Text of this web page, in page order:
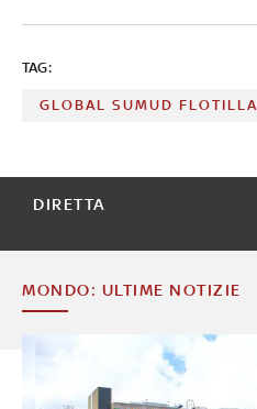
TAG:
GLOBAL SUMUD FLOTILLA
DIRETTA
MONDO: ULTIME NOTIZIE